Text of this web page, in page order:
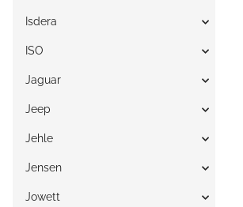
Isdera
ISO
Jaguar
Jeep
Jehle
Jensen
Jowett